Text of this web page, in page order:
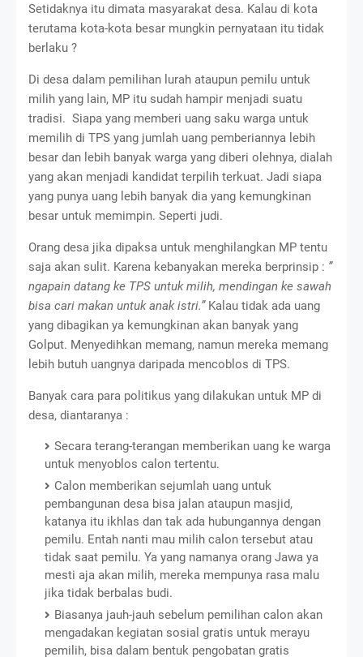
Setidaknya itu dimata masyarakat desa. Kalau di kota
terutama kota-kota besar mungkin pernyataan itu tidak
berlaku ?
Di desa dalam pemilihan lurah ataupun pemilu untuk
milih yang lain, MP itu sudah hampir menjadi suatu
tradisi. Siapa yang memberi uang saku warga untuk
memilih di TPS yang jumlah uang pemberiannya lebih
besar dan lebih banyak warga yang diberi olehnya, dialah
yang akan menjadi kandidat terpilih terkuat. Jadi siapa
yang punya uang lebih banyak dia yang kemungkinan
besar untuk memimpin. Seperti judi.
Orang desa jika dipaksa untuk menghilangkan MP tentu
saja akan sulit. Karena kebanyakan mereka berprinsip : ”
ngapain datang ke TPS untuk milih, mendingan ke sawah
bisa cari makan untuk anak istri.”Kalau tidak ada uang
yang dibagikan ya kemungkinan akan banyak yang
Golput. Menyedihkan memang, namun mereka memang
lebih butuh uangnya daripada mencoblos di TPS.
Banyak cara para politikus yang dilakukan untuk MP di
desa, diantaranya :
Secara terang-terangan memberikan uang ke warga
untuk menyoblos calon tertentu.
Calon memberikan sejumlah uang untuk
pembangunan desa bisa jalan ataupun masjid,
katanya itu ikhlas dan tak ada hubungannya dengan
pemilu. Entah nanti mau milih calon tersebut atau
tidak saat pemilu. Ya yang namanya orang Jawa ya
mesti aja akan milih, mereka mempunya rasa malu
jika tidak berbalas budi.
Biasanya jauh-jauh sebelum pemilihan calon akan
mengadakan kegiatan sosial gratis untuk merayu
pemilih, bisa dalam bentuk pengobatan gratis